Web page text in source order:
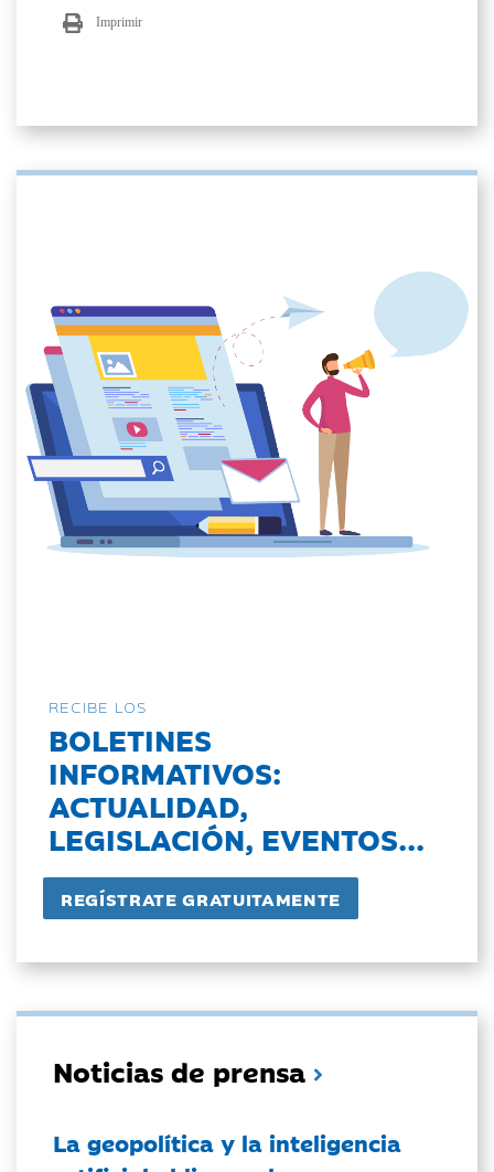
Imprimir
RECIBE LOS
BOLETINES
INFORMATIVOS:
ACTUALIDAD,
LEGISLACIÓN, EVENTOS...
Noticias de prensa
La geopolítica y la inteligencia